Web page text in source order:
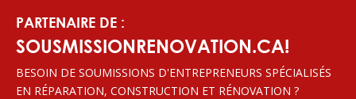
PARTENAIRE DE :
SOUSMISSIONRENOVATION.CA!
BESOIN DE SOUMISSIONS D'ENTREPRENEURS SPÉCIALISÉS
EN RÉPARATION, CONSTRUCTION ET RÉNOVATION ?